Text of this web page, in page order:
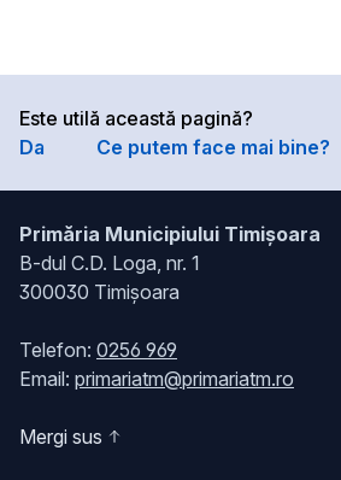
Este utilă această pagină?
Da
Ce putem face mai bine?
Primăria Municipiului Timișoara
B-dul C.D. Loga, nr. 1
300030 Timișoara
Telefon: 0256 969
Email: primariatm@primariatm.ro
Mergi sus